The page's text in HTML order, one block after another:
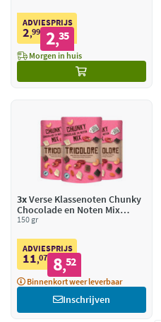
ADVIESPRIJS
2,99 2,35
Morgen in huis
3xVerse Klassenoten Chunky
Chocolade en Noten Mix
Tricolore
150 gr
ADVIESPRIJS
11,07 8,52
Binnenkort weer leverbaar
Inschrijven